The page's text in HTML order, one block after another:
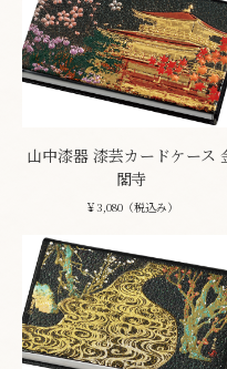
山中漆器 漆芸カードケース
閣寺
￥3,080（税込み）